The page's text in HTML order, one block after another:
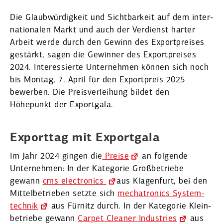
Die Glaub­wür­digkeit und Sicht­barkeit auf dem inter­
na­tio­nalen Markt und auch der Verdienst harter
Arbeit werde durch den Gewinn des Export­preises
gestärkt, sagen die Gewinner des Export­preises
2024. Inter­es­sierte Unter­nehmen können sich noch
bis Montag, 7. April für den Export­preis 2025
bewerben. Die Preis­ver­leihung bildet den
Höhepunkt der Exportgala.
Exporttag mit Exportgala
Im Jahr 2024 gingen die Preise
an folgende
Unter­nehmen: In der Kategorie Großbe­triebe
gewann cms electronics
aus Klagenfurt, bei den
Mittel­be­trieben setzte sich mecha­tronics System­
technik
aus Fürnitz durch. In der Kategorie Klein­
be­triebe gewann Carpet Cleaner Indus­tries
aus